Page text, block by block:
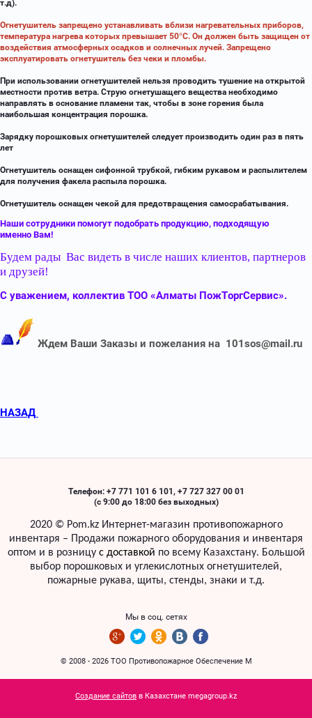
т.д).
Огнетушитель запрещено устанавливать вблизи нагревательных приборов,
температура нагрева которых превышает 50°С. Он должен быть защищен от
воздействия атмосферных осадков и солнечных лучей. Запрещено
эксплуатировать огнетушитель без чеки и пломбы.
При использовании огнетушителей нельзя проводить тушение на открытой
местности против ветра. Струю огнетушащего вещества необходимо
направлять в основание пламени так, чтобы в зоне горения была
наибольшая концентрация порошка.
Зарядку порошковых огнетушителей следует производить один раз в пять
лет
Огнетушитель оснащен сифонной трубкой, гибким рукавом и распылителем
для получения факела распыла порошка.
Огнетушитель оснащен чекой для предотвращения самосрабатывания.
Наши сотрудники помогут подобрать продукцию, подходящую
именно Вам!
Будем рады Вас видеть в числе наших клиентов, партнеров
и друзей!
С уважением, коллектив ТОО «Алматы ПожТоргСервис».
Ждем Ваши Заказы и пожелания на 101sos@mail.ru
НАЗАД
Телефон: +7 771 101 6 101, +7 727 327 00 01
(с 9:00 до 18:00 без выходных)
2020 © Pom.kzИнтернет-магазин противопожарного
инвентаря – Продажи пожарного оборудования и инвентаря
оптом и в розницу с доставкой по всему Казахстану. Большой
выбор порошковых и углекислотных огнетушителей,
пожарные рукава, щиты, стенды, знаки и т.д.
Мы в соц. сетях
© 2008 - 2026 ТОО Противопожарное Обеспечение М
Создание сайтов в Казахстане megagroup.kz